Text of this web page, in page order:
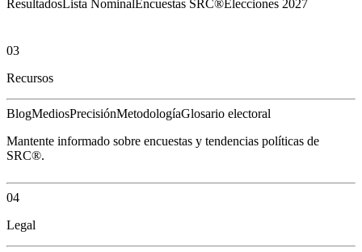
ResultadosLista NominalEncuestas SRC®Elecciones 2027
03
Recursos
BlogMediosPrecisiónMetodologíaGlosario electoral
Mantente informado sobre encuestas y tendencias políticas de
SRC®.
04
Legal